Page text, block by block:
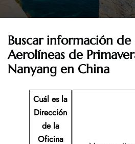
Buscar información
Aerolíneas de
Nanyang en China
Cuál es la
Dirección
de la
Oficina